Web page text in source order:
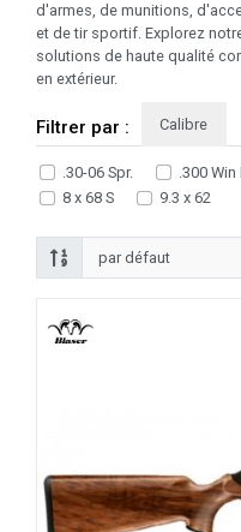
d'armes, de munitions,
et de tir sportif. Explorez
solutions de haute qualité
en extérieur.
Filtrer par : Calibre
.30-06 Spr. .300 Win
8 x 68 S
9.3 x 62